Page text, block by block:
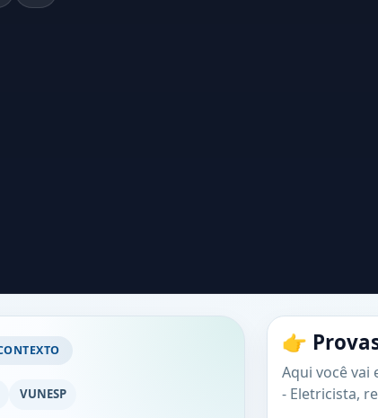
VUNESP
👉
Aqui você vai
- Eletricista,